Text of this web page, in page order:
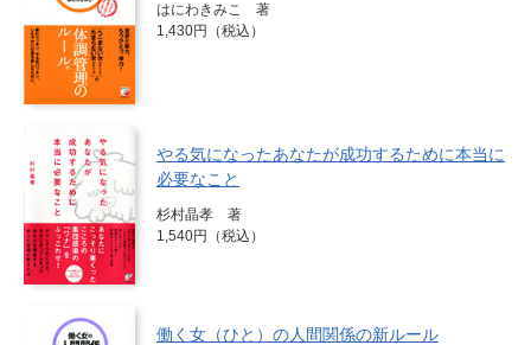
はにわきみこ 著
1,430円（税込）
やる気になったあなたが成功するために本当に
必要なこと
杉村晶孝 著
1,540円（税込）
働く女（ひと）の人間関係の新ルール